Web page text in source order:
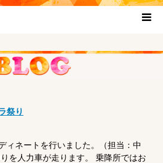
祭り
ィネートを行いました。（担当：中
を人力車が走ります。 乗降所ではお